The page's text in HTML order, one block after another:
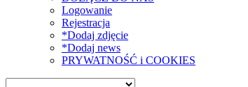
Logowanie
Rejestracja
*Dodaj zdjęcie
*Dodaj news
PRYWATNOŚĆ i COOKIES